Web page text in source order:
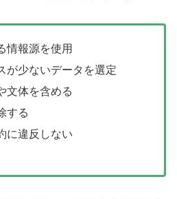
情報源を使用
が少ないデータを選定
文体を含める
する
に違反しない